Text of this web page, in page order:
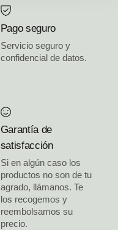
Pago seguro
Servicio seguro y
confidencial de datos.
Garantía de
satisfacción
Si en algún caso los
productos no son de tu
agrado, llámanos. Te
los recogemos y
reembolsamos su
precio.